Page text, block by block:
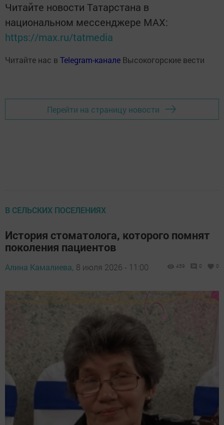
Читайте новости Татарстана в
национальном мессенджере MАХ:
https://max.ru/tatmedia
Читайте нас в Telegram-канале Высокогорские вести
Перейти на страницу новости
В СЕЛЬСКИХ ПОСЕЛЕНИЯХ
История стоматолога, которого помнят
поколения пациентов
Алина Камалиева, 8 июля 2026 - 11:00 459 0 0